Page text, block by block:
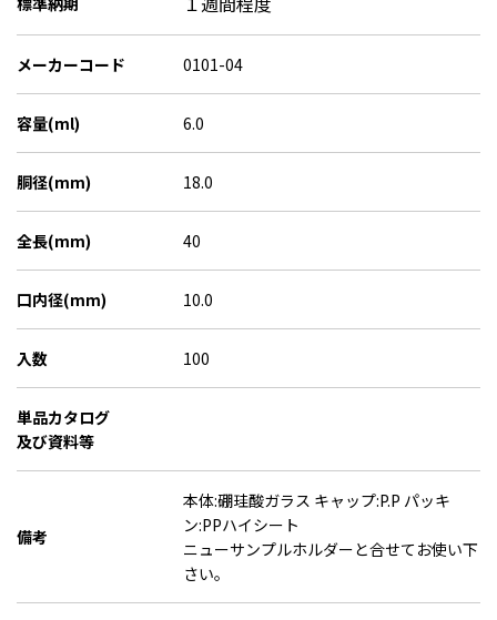
メーカーコード 0101-04
容量(ml) 6.0
胴径(mm) 18.0
全長(mm) 40
口内径(mm) 10.0
入数 100
単品カタログ
及び資料等
備考
本体:硼珪酸ガラス キャップ:P.P パッキ
ン:PPハイシート
ニューサンプルホルダーと合せてお使い下
さい。